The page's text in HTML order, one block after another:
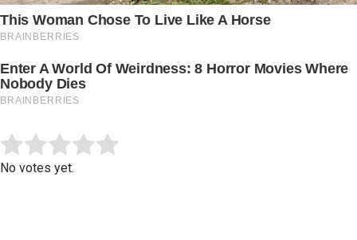
Rate this item:
No votes yet.